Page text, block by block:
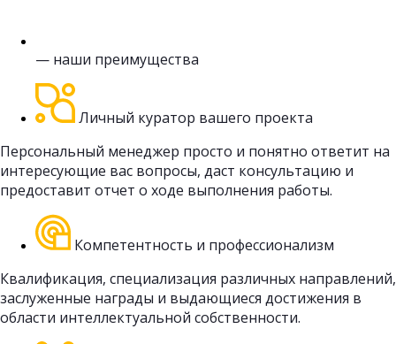
— наши преимущества
Личный куратор вашего проекта
Персональный менеджер просто и понятно ответит на
интересующие вас вопросы, даст консультацию и
предоставит отчет о ходе выполнения работы.
Компетентность и профессионализм
Квалификация, специализация различных направлений,
заслуженные награды и выдающиеся достижения в
области интеллектуальной собственности.